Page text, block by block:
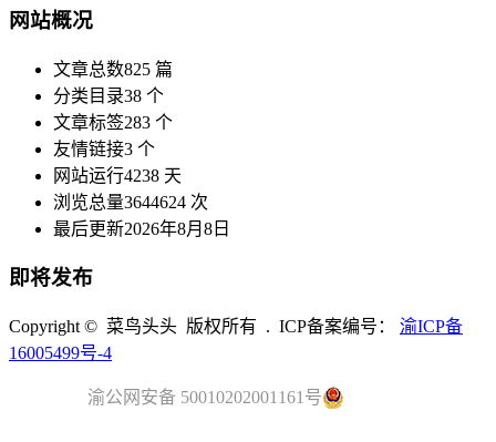
网站概况
文章总数825 篇
分类目录38 个
文章标签283 个
友情链接3 个
网站运行4238 天
浏览总量3644624 次
最后更新2026年8月8日
即将发布
Copyright © 菜鸟头头 版权所有 . ICP备案编号： 渝ICP备
16005499号-4
渝公网安备 50010202001161号